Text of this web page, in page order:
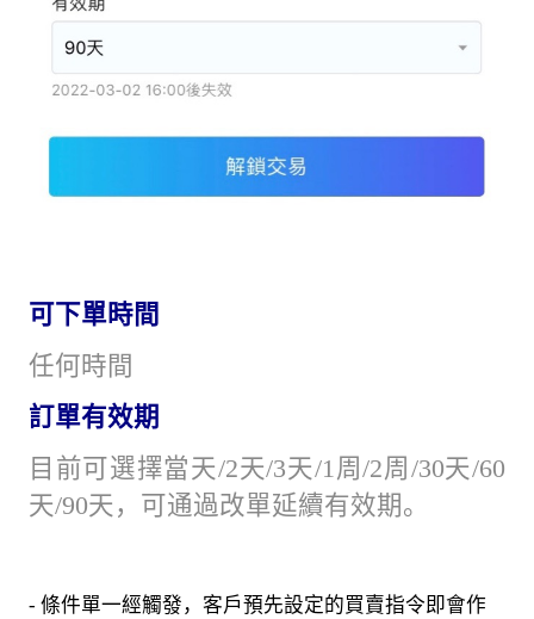
可下單時間
任何時間
訂單有效期
目前可選擇當天/2天/3天/1周/2周/30天/60
天/90天，可通過改單延續有效期。
- 條件單一經觸發，客戶預先設定的買賣指令即會作